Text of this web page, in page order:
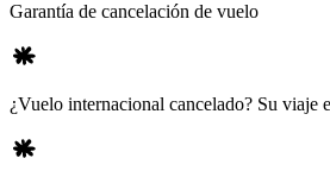
Garantía de cancelación de vuelo
¿Vuelo internacional cancelado? Su viaje